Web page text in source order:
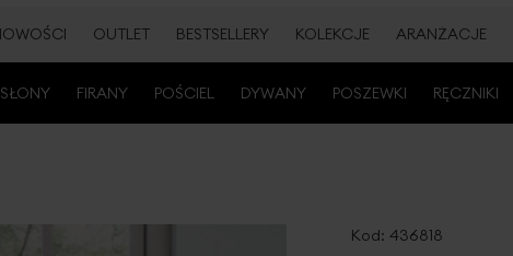
OUTLET BESTSELLERY KOLEKCJE ARANŻACJE
FIRANY POŚCIEL DYWANY POSZEWKI RĘCZNIKI
Kod: 436818